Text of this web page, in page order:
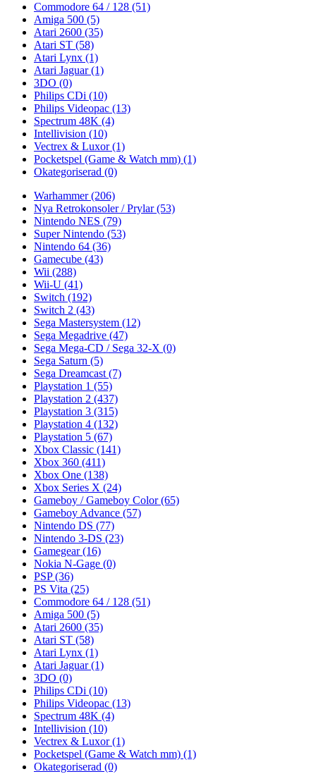
Commodore 64 / 128 (51)
Amiga 500 (5)
Atari 2600 (35)
Atari ST (58)
Atari Lynx (1)
Atari Jaguar(1)
3DO (0)
Philips CDi (10)
Philips Videopac (13)
Spectrum 48K (4)
Intellivision (10)
Vectrex & Luxor(1)
Pocketspel (Game & Watch mm) (1)
Okategoriserad (0)
Warhammer(206)
Nya Retrokonsoler / Prylar(53)
Nintendo NES (79)
Super Nintendo (53)
Nintendo 64 (36)
Gamecube (43)
Wii (288)
Wii-U (41)
Switch (192)
Switch 2 (43)
Sega Mastersystem (12)
Sega Megadrive (47)
Sega Mega-CD / Sega 32-X (0)
Sega Saturn (5)
Sega Dreamcast (7)
Playstation 1 (55)
Playstation 2 (437)
Playstation 3 (315)
Playstation 4 (132)
Playstation 5 (67)
Xbox Classic (141)
Xbox 360 (411)
Xbox One (138)
Xbox Series X (24)
Gameboy / Gameboy Color(65)
Gameboy Advance (57)
Nintendo DS (77)
Nintendo 3-DS (23)
Gamegear(16)
Nokia N-Gage (0)
PSP(36)
PS Vita (25)
Commodore 64 / 128 (51)
Amiga 500 (5)
Atari 2600 (35)
Atari ST (58)
Atari Lynx (1)
Atari Jaguar(1)
3DO (0)
Philips CDi (10)
Philips Videopac (13)
Spectrum 48K (4)
Intellivision (10)
Vectrex & Luxor(1)
Pocketspel (Game & Watch mm) (1)
Okategoriserad (0)